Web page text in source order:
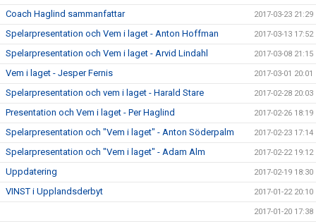
Coach Haglind sammanfattar 2017-03-23 21:29
Spelarpresentation och Vem i laget - Anton Hoffman 2017-03-13 17:52
Spelarpresentation och Vem i laget - Arvid Lindahl 2017-03-08 21:15
Vem i laget - Jesper Fernis 2017-03-01 20:01
Spelarpresentation och vem i laget - Harald Stare 2017-02-28 20:03
Presentation och Vem i laget - Per Haglind 2017-02-26 18:19
Spelarpresentation och "Vem i laget" - Anton Söderpalm 2017-02-23 17:14
Spelarpresentation och "Vem i laget" - Adam Alm 2017-02-22 19:12
Uppdatering 2017-02-19 18:30
VINST i Upplandsderbyt 2017-01-22 20:10
2017-01-20 17:38